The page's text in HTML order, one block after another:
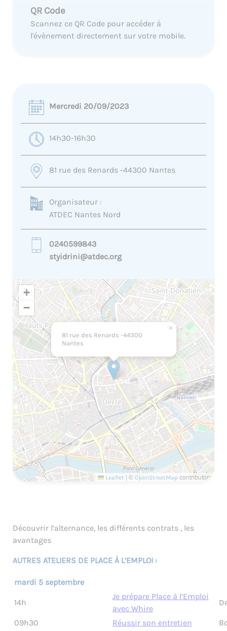
QR Code
Scannez ce QR Code pour accéder à
l'évènement directement sur votre mobile.
Mercredi 20/09/2023
14h30-16h30
81 rue des Renards -44300 Nantes
Organisateur :
ATDEC Nantes Nord
0240599843
styidrini@atdec.org
81 rue des Renards -44300
Nantes
×
+
−
Leaflet | © OpenStreetMap contributors
Découvrir l’alternance, les différents contrats , les
avantages
AUTRES ATELIERS DE PLACE À L’EMPLOI :
mardi 5 septembre
14h
Je prépare Place à l’Emploi
avec Whire
09h30 Réussir son entretien